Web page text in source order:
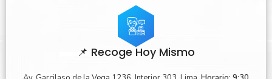
📌 Recoge Hoy Mismo